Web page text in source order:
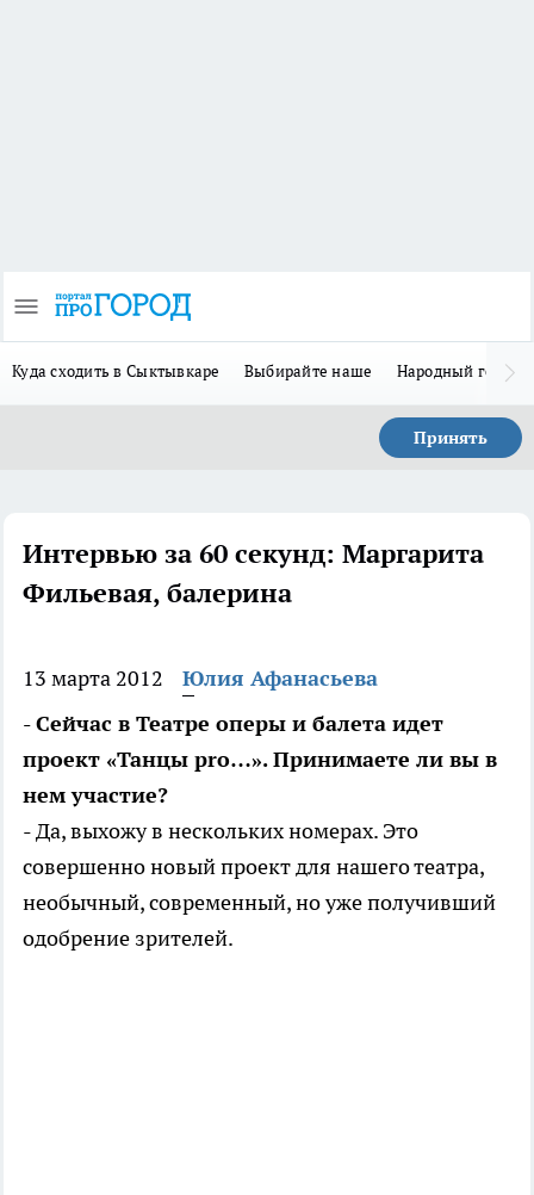
Куда сходить в Сыктывкаре Выбирайте наше Народный герой
Принять
Интервью за 60 секунд: Маргарита
Фильевая, балерина
13 марта 2012
Юлия Афанасьева
- Сейчас в Театре оперы и балета идет
проект «Танцы pro…». Принимаете ли вы в
нем участие?
- Да, выхожу в нескольких номерах. Это
совершенно новый проект для нашего театра,
необычный, современный, но уже получивший
одобрение зрителей.